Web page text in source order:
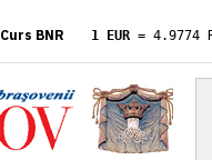
Curs BNR 1 EUR = 4.9774
= 5.8304
1 XAU= 464.4611
1 AED= 1.1933
1 AUD= 2.7957
1 BGN= 2.5449